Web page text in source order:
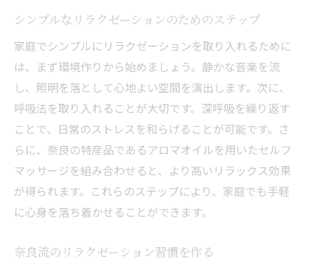
シンプルなリラクゼーションのためのステップ
家庭でシンプルにリラクゼーションを取り入れるために
は、まず環境作りから始めましょう。静かな音楽を流
し、照明を落として心地よい空間を演出します。次に、
呼吸法を取り入れることが大切です。深呼吸を繰り返す
ことで、日常のストレスを和らげることが可能です。さ
らに、奈良の特産品であるアロマオイルを用いたセルフ
マッサージを組み合わせると、より高いリラックス効果
が得られます。これらのステップにより、家庭でも手軽
に心身を落ち着かせることができます。
奈良流のリラクゼーション習慣を作る